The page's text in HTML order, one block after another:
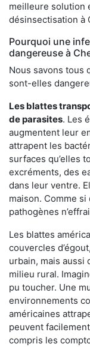
meilleure solution
désinsectisation à
Pourquoi une
dangereuse à
Nous savons tous
sont-elles
Les blattes
de parasites. Les
augmentent leur
attrapent les
surfaces qu’elles
excréments, des
dans leur ventre.
maison. Comme si
pathogènes
Les blattes
couvercles
urbain, mais aussi
milieu rural.
pu toucher. Une
environnements
américaines
peuvent
compris les